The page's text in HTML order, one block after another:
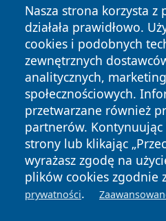
Nasza strona korzysta z
działała prawidłowo.
cookies i podobnych
zewnętrznych
analitycznych,
społecznościowych.
przetwarzane również
partnerów. Kontynuując
strony lub klikając
wyrażasz zgodę na
plików cookies zgodnie
prywatności.
Copyright © 2026 24piaseczno.pl
zastrzeżone.
News Autorzy
Polityka